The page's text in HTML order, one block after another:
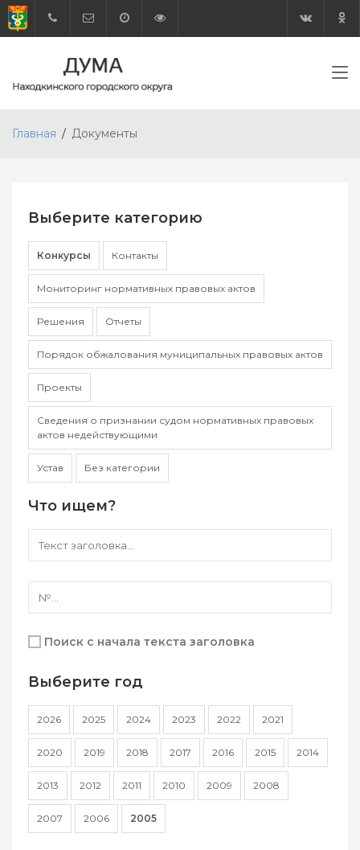
Главная Документы
Выберите категорию
Конкурсы Контакты
Мониторинг нормативных правовых актов
Решения Отчеты
Порядок обжалования муниципальных правовых актов
Проекты
Сведения о признании судом нормативных правовых
актов недействующими
Устав Без категории
Что ищем?
Поиск с начала текста заголовка
Выберите год
2026 2025 2024 2023 2022 2021
2020 2019 2018 2017 2016 2015 2014
2013 2012 2011 2010 2009 2008
2007 2006 2005